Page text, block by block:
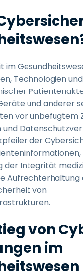
im
Technologien
und anderer
vor unbefugtem
der
der Integrität
Aufrechterhaltung
von
von
im